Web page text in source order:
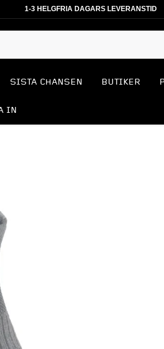
1-3 HELGFRIA DAGARS LEVERANSTID
SISTA CHANSEN BUTIKER
IN